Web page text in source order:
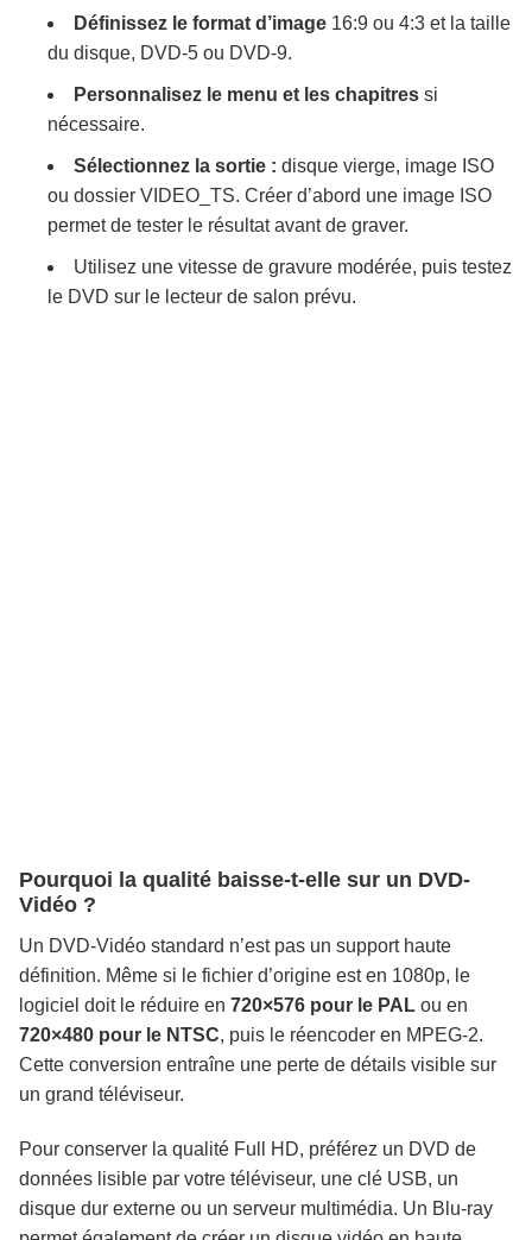
Définissez le format d’image 16:9 ou 4:3 et la taille
du disque, DVD-5 ou DVD-9.
Personnalisez le menu et les chapitres si
nécessaire.
Sélectionnez la sortie : disque vierge, image ISO
ou dossier VIDEO_TS. Créer d’abord une image ISO
permet de tester le résultat avant de graver.
Utilisez une vitesse de gravure modérée, puis testez
le DVD sur le lecteur de salon prévu.
Pourquoi la qualité baisse-t-elle sur un DVD-
Vidéo ?
Un DVD-Vidéo standard n’est pas un support haute
définition. Même si le fichier d’origine est en 1080p, le
logiciel doit le réduire en 720×576 pour le PAL ou en
720×480 pour le NTSC, puis le réencoder en MPEG-2.
Cette conversion entraîne une perte de détails visible sur
un grand téléviseur.
Pour conserver la qualité Full HD, préférez un DVD de
données lisible par votre téléviseur, une clé USB, un
disque dur externe ou un serveur multimédia. Un Blu-ray